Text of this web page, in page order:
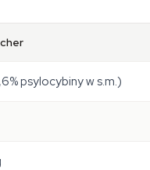
psylocybiny w s.m.)